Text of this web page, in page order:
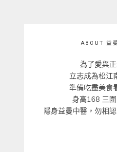
ABOUT 益
為了愛與
立志成為松江
準備吃盡美食
身高168 三
隱身益曼中醫，勿相